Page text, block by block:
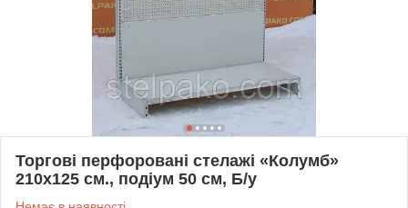
Торгові перфоровані стелажі «Колумб»
210х125 см., подіум 50 см, Б/у